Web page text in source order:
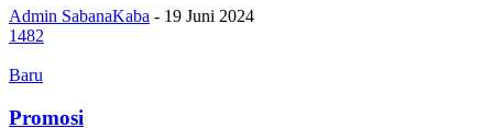
Admin SabanaKaba - 19 Juni 2024
1482
Baru
Promosi